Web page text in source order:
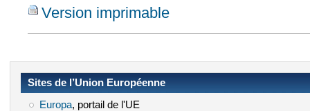
Version imprimable
Sites de l’Union Européenne
Europa(le lien est externe)
, portail de l'UE